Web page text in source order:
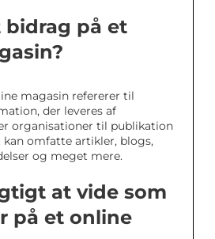
bidrag på et
magasin refererer til
der leveres af
organisationer til publikation
kan omfatte artikler, blogs,
og meget mere.
at vide som
på et online